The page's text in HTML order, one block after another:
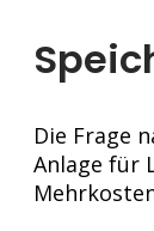
Die Frage
Anlage für